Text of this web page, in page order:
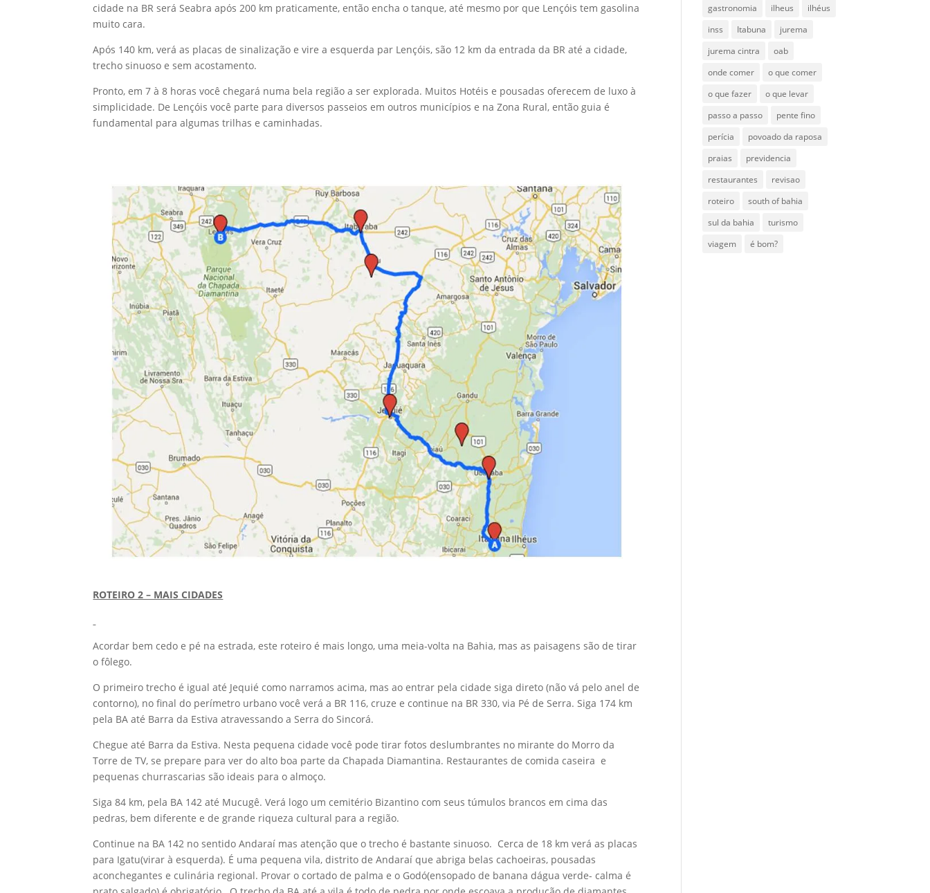
cidade na BR será Seabra após 200 km praticamente, então encha o tanque, até mesmo por que Lençóis tem gasolina
muito cara.
Após 140 km, verá as placas de sinalização e vire a esquerda par Lençóis, são 12 km da entrada da BR até a cidade,
trecho sinuoso e sem acostamento.
Pronto, em 7 à 8 horas você chegará numa bela região a ser explorada. Muitos Hotéis e pousadas oferecem de luxo à
simplicidade. De Lençóis você parte para diversos passeios em outros municípios e na Zona Rural, então guia é
fundamental para algumas trilhas e caminhadas.
ROTEIRO 2 – MAIS CIDADES
Acordar bem cedo e pé na estrada, este roteiro é mais longo, uma meia-volta na Bahia, mas as paisagens são de tirar
o fôlego.
O primeiro trecho é igual até Jequié como narramos acima, mas ao entrar pela cidade siga direto (não vá pelo anel de
contorno), no final do perímetro urbano você verá a BR 116, cruze e continue na BR 330, via Pé de Serra. Siga 174 km
pela BA até Barra da Estiva atravessando a Serra do Sincorá.
Chegue até Barra da Estiva. Nesta pequena cidade você pode tirar fotos deslumbrantes no mirante do Morro da
Torre de TV, se prepare para ver do alto boa parte da Chapada Diamantina. Restaurantes de comida caseira e
pequenas churrascarias são ideais para o almoço.
Siga 84 km, pela BA 142 até Mucugê. Verá logo um cemitério Bizantino com seus túmulos brancos em cima das
pedras, bem diferente e de grande riqueza cultural para a região.
Continue na BA 142 no sentido Andaraí mas atenção que o trecho é bastante sinuoso. Cerca de 18 km verá as placas
para Igatu(virar à esquerda). É uma pequena vila, distrito de Andaraí que abriga belas cachoeiras, pousadas
aconchegantes e culinária regional. Provar o cortado de palma e o Godó(ensopado de banana dágua verde- calma é
gastronomia
ilheus
ilhéus
inss
Itabuna
jurema
jurema cintra
oab
onde comer
o que comer
o que fazer
o que levar
passo a passo
pente fino
perícia
povoado da raposa
praias
previdencia
restaurantes
revisao
roteiro
south of bahia
sul da bahia
turismo
viagem
é bom?